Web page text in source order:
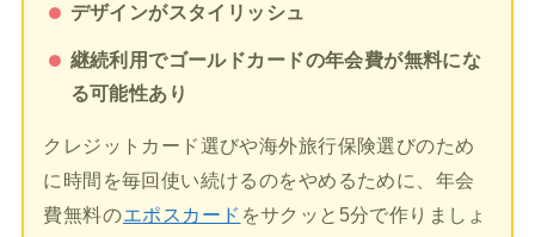
デザインがスタイリッシュ
継続利用でゴールドカードの年会費が無料にな
る可能性あり
クレジットカード選びや海外旅行保険選びのため
に時間を毎回使い続けるのをやめるために、年会
費無料のエポスカード をサクッと5分で作りましょ